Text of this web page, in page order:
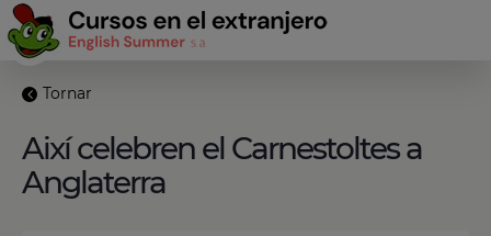
Tornar
Així celebren el Carnestoltes a
Anglaterra